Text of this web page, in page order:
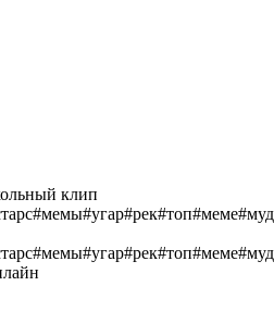
клип